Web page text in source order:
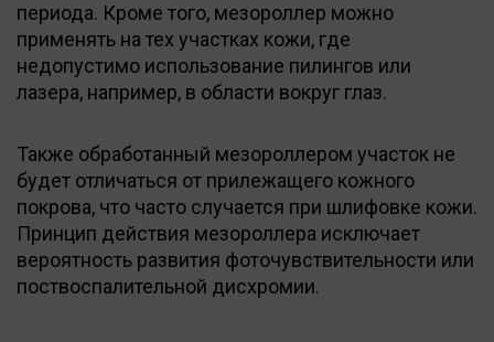
периода. Кроме того, мезороллер можно
применять на тех участках кожи, где
недопустимо использование пилингов или
лазера, например, в области вокруг глаз.
Также обработанный мезороллером участок не
будет отличаться от прилежащего кожного
покрова, что часто случается при шлифовке кожи.
Принцип действия мезороллера исключает
вероятность развития фоточувствительности или
поствоспалительной дисхромии.